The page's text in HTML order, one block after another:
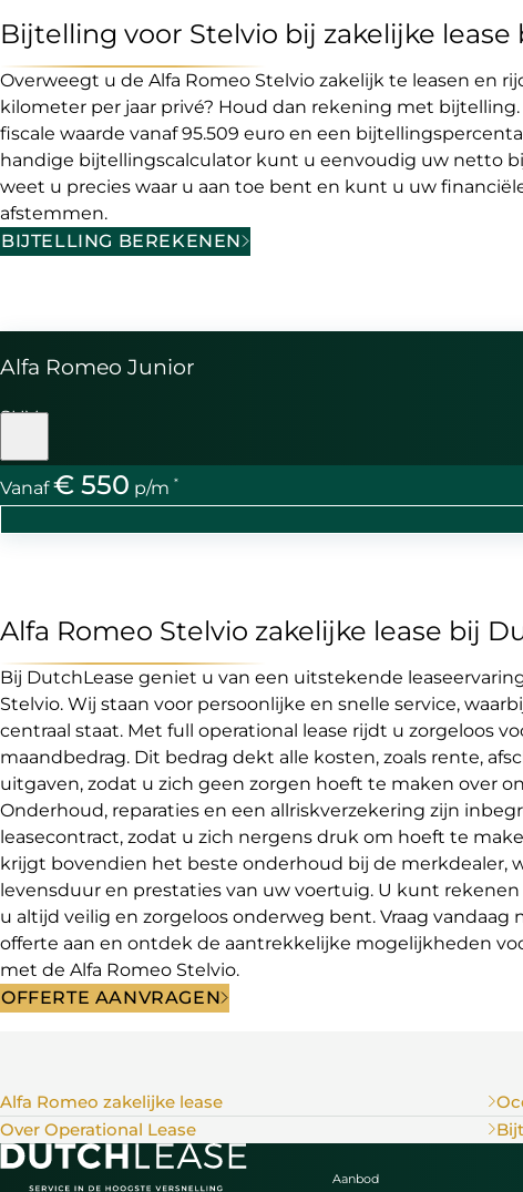
Bijtelling voor Stelvio bij zakelijke lease
Overweegt u de Alfa Romeo Stelvio zakelijk te leasen en
kilometer per jaar privé? Houd dan rekening met
fiscale waarde vanaf 95.509 euro en een
handige bijtellingscalculator kunt u eenvoudig uw netto
weet u precies waar u aan toe bent en kunt u uw
afstemmen.
BIJTELLING BEREKENEN
Alfa Romeo Junior
SUV
Vanaf€ 550 p/m *
Alfa Romeo Stelvio zakelijke lease bij
Bij DutchLease geniet u van een uitstekende
Stelvio. Wij staan voor persoonlijke en snelle service,
centraal staat. Met full operational lease rijdt u zorgeloos
maandbedrag. Dit bedrag dekt alle kosten, zoals rente,
uitgaven, zodat u zich geen zorgen hoeft te maken over
Onderhoud, reparaties en een allriskverzekering zijn
leasecontract, zodat u zich nergens druk om hoeft te
krijgt bovendien het beste onderhoud bij de merkdealer,
levensduur en prestaties van uw voertuig. U kunt
u altijd veilig en zorgeloos onderweg bent. Vraag vandaag
offerte aan en ontdek de aantrekkelijke mogelijkheden
met de Alfa Romeo Stelvio.
OFFERTE AANVRAGEN
Alfa Romeo zakelijke lease
Over Operational Lease
Aanbod